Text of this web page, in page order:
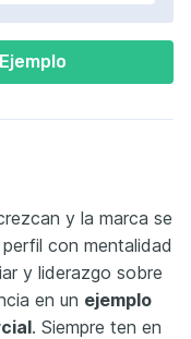
y la marca se
con mentalidad
y liderazgo sobre
en un ejemplo
. Siempre ten en